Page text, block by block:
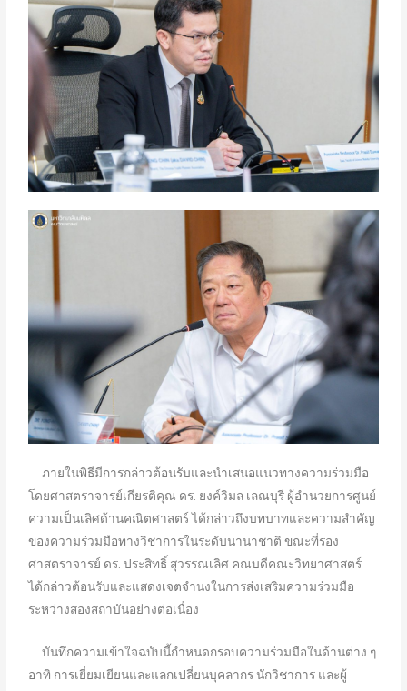
ภายในพิธีมีการกล่าวต้อนรับและนำเสนอแนวทางความร่วมมือ
โดยศาสตราจารย์เกียรติคุณ ดร. ยงค์วิมล เลณบุรี ผู้อำนวยการศูนย์
ความเป็นเลิศด้านคณิตศาสตร์ ได้กล่าวถึงบทบาทและความสำคัญ
ของความร่วมมือทางวิชาการในระดับนานาชาติ ขณะที่รอง
ศาสตราจารย์ ดร. ประสิทธิ์ สุวรรณเลิศ คณบดีคณะวิทยาศาสตร์
ได้กล่าวต้อนรับและแสดงเจตจำนงในการส่งเสริมความร่วมมือ
ระหว่างสองสถาบันอย่างต่อเนื่อง
บันทึกความเข้าใจฉบับนี้กำหนดกรอบความร่วมมือในด้านต่าง ๆ
อาทิ การเยี่ยมเยียนและแลกเปลี่ยนบุคลากร นักวิชาการ และผู้